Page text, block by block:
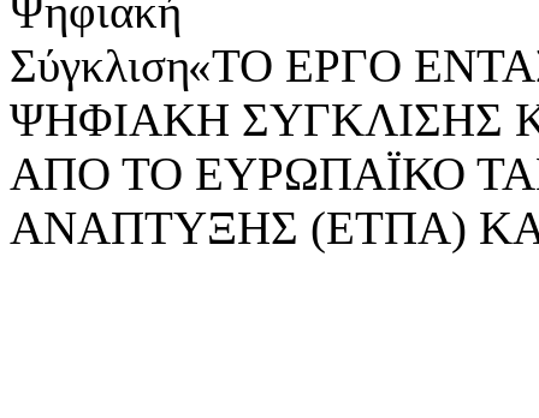
«ΤΟ ΕΡΓΟ
ΨΗΦΙΑΚΗ ΣΥΓΚΛΙΣΗΣ
ΑΠΟ ΤΟ ΕΥΡΩΠΑΪΚΟ
ΑΝΑΠΤΥΞΗΣ (ΕΤΠΑ)